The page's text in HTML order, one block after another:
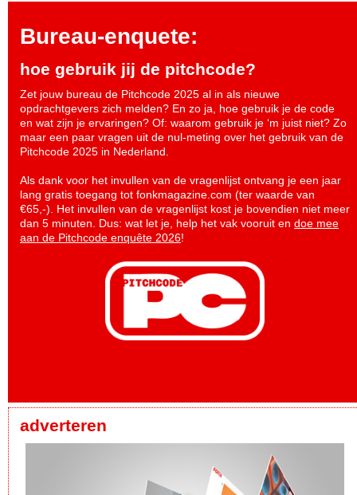
Bureau-enquete:
hoe gebruik jij de pitchcode?
Zet jouw bureau de Pitchcode 2025 al in als nieuwe
opdrachtgevers zich melden? En zo ja, hoe gebruik je de code
en wat zijn je ervaringen? Of: waarom gebruik je ‘m juist niet? Zo
maar een paar vragen uit de nul-meting over het gebruik van de
Pitchcode 2025 in Nederland.
Als dank voor het invullen van de vragenlijst ontvang je een jaar
lang gratis toegang tot fonkmagazine.com (ter waarde van
€65,-). Het invullen van de vragenlijst kost je bovendien niet meer
dan 5 minuten. Dus: wat let je, help het vak vooruit en doe mee
aan de Pitchcode enquête 2026!
adverteren